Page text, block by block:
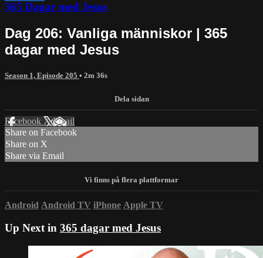
365 Dagar med Jesus
Dag 206: Vanliga människor | 365
dagar med Jesus
Season 1, Episode 205 • 2m 36s
Facebook XEmail
Share on Facebook
Share on X
Share via Email
Android Android TV iPhone Apple TV
Up Next in 365 dagar med Jesus